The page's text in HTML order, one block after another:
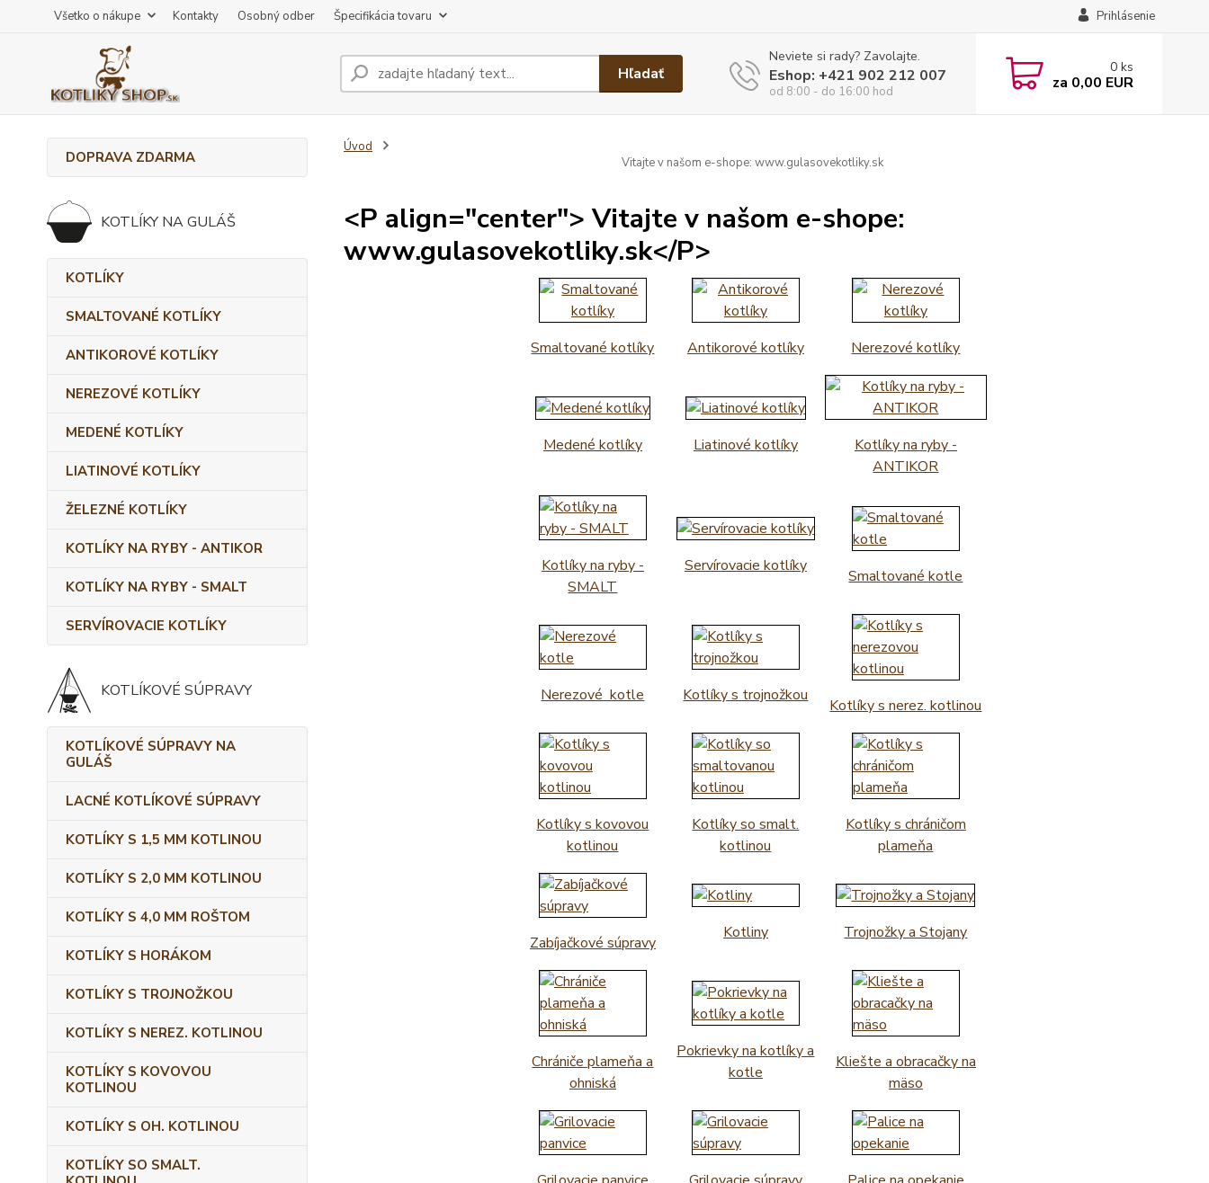
Všetko o nákupe Kontakty Osobný odber Špecifikácia tovaru Prihlásenie
Hľadať
Neviete si rady? Zavolajte.
Eshop: +421 902 212 007
od 8:00 - do 16:00 hod
0 ks
za 0,00 EUR
DOPRAVA ZDARMA
KOTLÍKY NA GULÁŠ
KOTLÍKY
SMALTOVANÉ KOTLÍKY
ANTIKOROVÉ KOTLÍKY
NEREZOVÉ KOTLÍKY
MEDENÉ KOTLÍKY
LIATINOVÉ KOTLÍKY
ŽELEZNÉ KOTLÍKY
KOTLÍKY NA RYBY - ANTIKOR
KOTLÍKY NA RYBY - SMALT
SERVÍROVACIE KOTLÍKY
KOTLÍKOVÉ SÚPRAVY
KOTLÍKOVÉ SÚPRAVY NA
GULÁŠ
LACNÉ KOTLÍKOVÉ SÚPRAVY
KOTLÍKY S 1,5 MM KOTLINOU
KOTLÍKY S 2,0 MM KOTLINOU
KOTLÍKY S 4,0 MM ROŠTOM
KOTLÍKY S HORÁKOM
KOTLÍKY S TROJNOŽKOU
KOTLÍKY S NEREZ. KOTLINOU
KOTLÍKY S KOVOVOU
KOTLINOU
KOTLÍKY S OH. KOTLINOU
KOTLÍKY SO SMALT.
Úvod
Vitajte v našom e-shope: www.gulasovekotliky.sk
<P align="center"> Vitajte v našom e-shope:
www.gulasovekotliky.sk</P>
Smaltované kotlíky Antikorové kotlíky Nerezové kotlíky
Medené kotlíky Liatinové kotlíky
Kotlíky na ryby -
ANTIKOR
Kotlíky na ryby -
SMALT
Servírovacie kotlíky
Smaltované kotle
Nerezové kotle Kotlíky s trojnožkou
Kotlíky s nerez. kotlinou
Kotlíky s kovovou
kotlinou
Kotlíky so smalt.
kotlinou
Kotlíky s chráničom
plameňa
Zabíjačkové súpravy
Kotliny Trojnožky a Stojany
Chrániče plameňa a
ohniská
Pokrievky na kotlíky a
kotle
Kliešte a obracačky na
mäso